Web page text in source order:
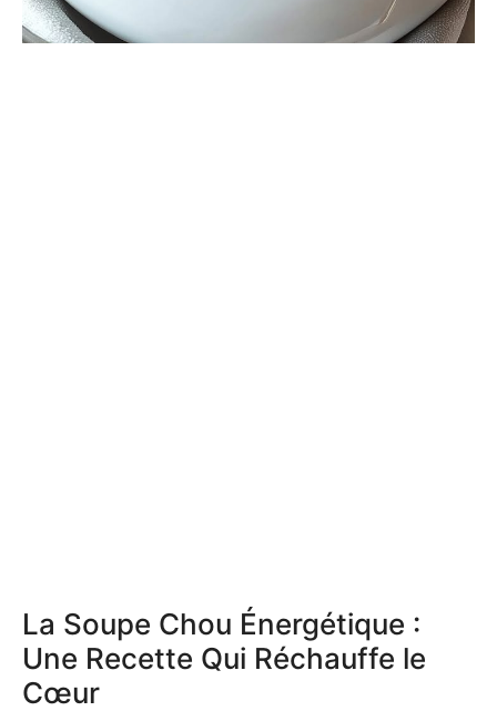
La Soupe Chou Énergétique :
Une Recette Qui Réchauffe le
Cœur